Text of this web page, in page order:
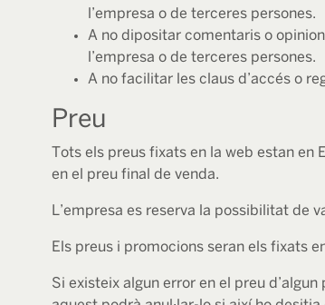
l’empresa o de terceres persones.
A no dipositar comentaris o
l’empresa o de terceres persones.
A no facilitar les claus d’accés o
Preu
Tots els preus fixats en la web estan
en el preu final de venda.
L’empresa es reserva la possibilitat de
Els preus i promocions seran els fixats
Si existeix algun error en el preu